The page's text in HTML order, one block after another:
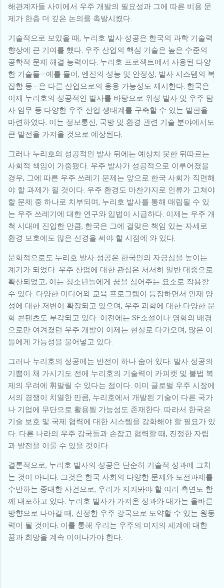
해관계자들 사이에서 우주 개발의 필요성과 그에 따른 비용 문
제가 한층 더 깊은 논의를 촉발시켰다.
기술적으로 보았을 때, 누리호 발사 성공은 한국의 과학 기술력
향상에 큰 기여를 했다. 우주 산업의 핵심 기술은 높은 수준의
공학적 문제 해결 능력이다. 누리호 프로젝트에서 사용된 다양
한 기술들—예를 들어, 엔진의 성능 및 안정성, 발사 시스템의 복
잡함 등—은 다른 산업으로의 응용 가능성도 제시한다. 한국은
이제 누리호의 성공적인 발사를 바탕으로 위성 발사 및 우주 탐
사 임무 등 다양한 우주 산업 생태계를 구축할 수 있는 발판을
마련하였다. 이는 정보통신, 국방 및 환경 관련 기술 분야에서도
큰 발전을 가져올 것으로 예상된다.
그러나 누리호의 성공적인 발사 뒤에는 예상치 못한 뒤따르는
사회적 책임이 가중됐다. 우주 발사가 성공적으로 이루어졌을
경우, 그에 따른 우주 쓰레기 문제는 앞으로 한국 사회가 직면해
야 할 과제가 될 것이다. 우주 환경도 마찬가지로 인류가 고쳐야
할 문제 중 하나로 치부되며, 누리호 발사를 통해 매립될 수 있
는 우주 쓰레기에 대한 연구와 입법이 시급하다. 이제는 우주 개
척 시대에 진입한 만큼, 한국은 그에 걸맞은 책임 있는 자세로
환경 보호에도 많은 신경을 써야 할 시점에 와 있다.
문화적으로도 누리호 발사 성공은 한국인의 자긍심을 높이는
계기가 되었다. 우주 산업에 대한 관심은 서서히 일반 대중으로
확산되었고, 이는 청소년들에게 꿈을 심어주는 요소로 작용할
수 있다. 다양한 미디어와 교육 프로그램이 등장하면서 인재 양
성에 대한 저변이 확장되고 있으며, 우주 과학에 대한 다양한 문
화 콘텐츠도 부각되고 있다. 이전에는 SF소설이나 영화의 배경
으로만 여겨졌던 우주 개발이 이제는 현실로 다가오며, 많은 이
들에게 가능성을 불어넣고 있다.
그러나 누리호의 성공에는 반전이 하나 숨어 있다. 발사 성공의
기쁨이 채 가시기도 전에 누리호의 기술력이 카피캣 및 불법 복
제의 우려에 휘말릴 수 있다는 점이다. 이미 글로벌 우주 시장에
서의 경쟁이 치열한 만큼, 누리호에서 개발된 기술이 다른 국가
나 기업에 무단으로 활용될 가능성도 존재한다. 따라서 한국은
기술 보호 및 국제 협력에 대한 시스템을 강화해야 할 필요가 있
다. 다른 나라의 우주 강국들과 손잡고 협력할 때, 진정한 자립
과 발전을 이룰 수 있을 것이다.
결론적으로, 누리호 발사의 성공은 단순히 기술적 성과에 그치
는 것이 아니다. 그것은 한국 사회의 다양한 문제와 도전과제를
수반하는 중대한 사건으로, 우리가 지켜봐야 할 여러 측면도 함
께 내포하고 있다. 누리호 발사가 가져온 성과와 대가는 올바른
방향으로 나아갈 때, 진정한 우주 강국으로 도약할 수 있는 원동
력이 될 것이다. 이를 통해 우리는 우주의 미지의 세계에 대한
꿈과 희망을 계속 이어나가야 한다.